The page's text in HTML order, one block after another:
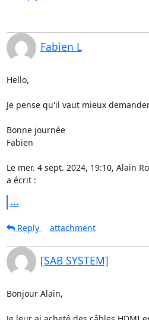
Fabien L
Hello,
Je pense qu'il vaut mieux
Bonne journée
Fabien
Le mer. 4 sept. 2024, 19:10, Alain
a écrit :
...
Reply
attachment
[SAB SYSTEM]
Bonjour Alain,